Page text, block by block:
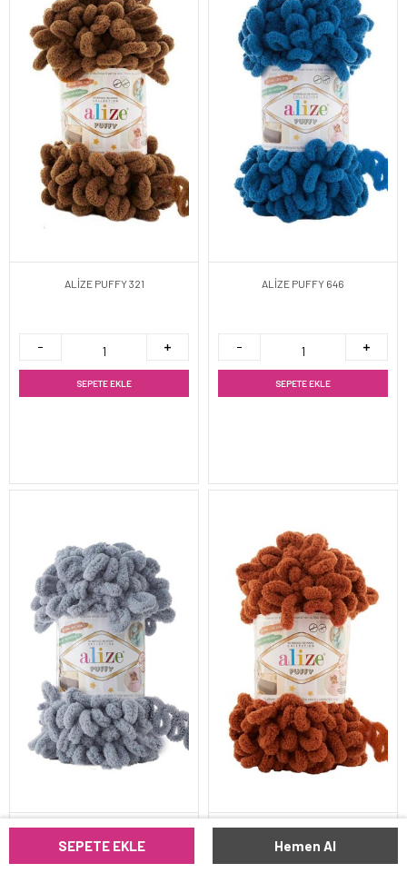
SEPETE EKLE Hemen Al
ALİZE PUFFY 321
SEPETE EKLE
ALİZE PUFFY 646
SEPETE EKLE